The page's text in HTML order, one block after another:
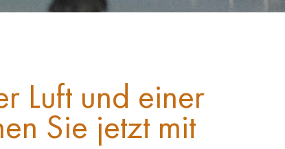
Luft und einer
Sie jetzt mit